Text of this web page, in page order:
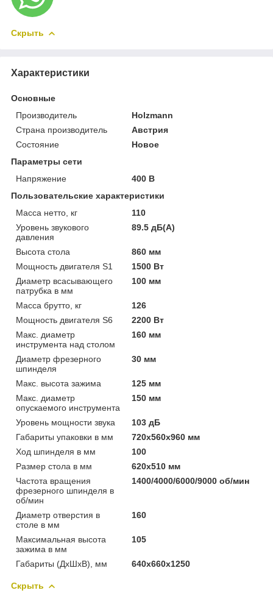
Скрыть
Характеристики
Основные
Производитель
Holzmann
Страна производитель
Австрия
Состояние
Новое
Параметры сети
Напряжение
400 В
Пользовательские характеристики
Масса нетто, кг
110
Уровень звукового
давления
89.5 дБ(А)
Высота стола
860 мм
Мощность двигателя S1
1500 Вт
Диаметр всасывающего
патрубка в мм
100 мм
Масса брутто, кг
126
Мощность двигателя S6
2200 Вт
Макс. диаметр
инструмента над столом
160 мм
Диаметр фрезерного
шпинделя
30 мм
Макс. высота зажима
125 мм
Макс. диаметр
опускаемого инструмента
150 мм
Уровень мощности звука
103 дБ
Габариты упаковки в мм
720х560х960 мм
Ход шпинделя в мм
100
Размер стола в мм
620x510 мм
Частота вращения
фрезерного шпинделя в
об/мин
1400/4000/6000/9000 об/мин
Диаметр отверстия в
столе в мм
160
Максимальная высота
зажима в мм
105
Габариты (ДхШхВ), мм 640х660х1250
Скрыть